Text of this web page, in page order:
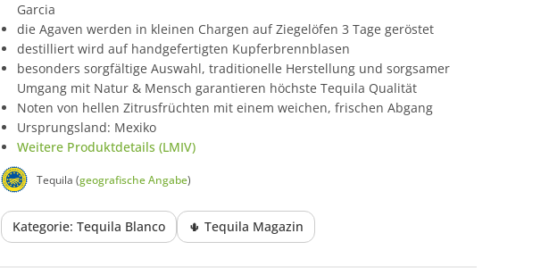
Garcia
die Agaven werden in kleinen Chargen auf Ziegelöfen 3 Tage geröstet
destilliert wird auf handgefertigten Kupferbrennblasen
besonders sorgfältige Auswahl, traditionelle Herstellung und sorgsamer
Umgang mit Natur & Mensch garantieren höchste Tequila Qualität
Noten von hellen Zitrusfrüchten mit einem weichen, frischen Abgang
Ursprungsland: Mexiko
Weitere Produktdetails (LMIV)
Tequila (geografische Angabe)
Kategorie: Tequila Blanco 🌵 Tequila Magazin